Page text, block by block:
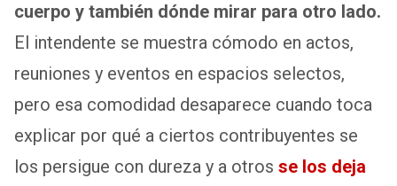
cuerpo y también dónde mirar para otro lado.
El intendente se muestra cómodo en actos,
reuniones y eventos en espacios selectos,
pero esa comodidad desaparece cuando toca
explicar por qué a ciertos contribuyentes se
los persigue con dureza y a otros se los deja